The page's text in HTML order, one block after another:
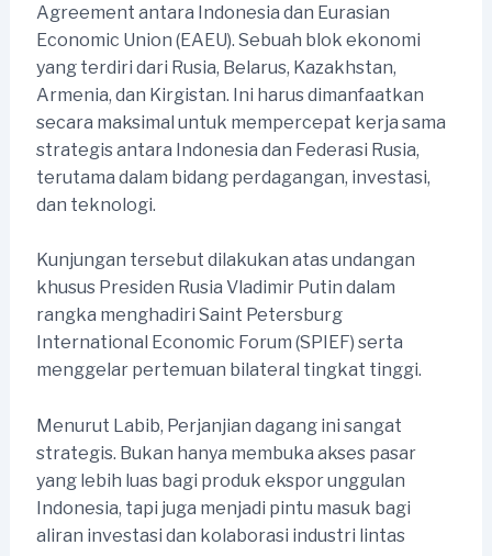
Agreement antara Indonesia dan Eurasian
Economic Union (EAEU). Sebuah blok ekonomi
yang terdiri dari Rusia, Belarus, Kazakhstan,
Armenia, dan Kirgistan. Ini harus dimanfaatkan
secara maksimal untuk mempercepat kerja sama
strategis antara Indonesia dan Federasi Rusia,
terutama dalam bidang perdagangan, investasi,
dan teknologi.
Kunjungan tersebut dilakukan atas undangan
khusus Presiden Rusia Vladimir Putin dalam
rangka menghadiri Saint Petersburg
International Economic Forum (SPIEF) serta
menggelar pertemuan bilateral tingkat tinggi.
Menurut Labib, Perjanjian dagang ini sangat
strategis. Bukan hanya membuka akses pasar
yang lebih luas bagi produk ekspor unggulan
Indonesia, tapi juga menjadi pintu masuk bagi
aliran investasi dan kolaborasi industri lintas